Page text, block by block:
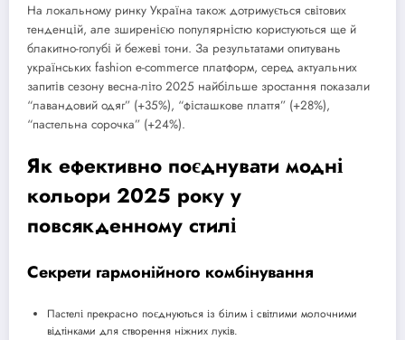
На локальному ринку Україна також дотримується світових
тенденцій, але зширенією популярністю користуються ще й
блакитно-голубі й бежеві тони. За результатами опитувань
українських fashion e-commerce платформ, серед актуальних
запитів сезону весна-літо 2025 найбільше зростання показали
“лавандовий одяг” (+35%), “фісташкове плаття” (+28%),
“пастельна сорочка” (+24%).
Як ефективно поєднувати модні
кольори 2025 року у
повсякденному стилі
Секрети гармонійного комбінування
Пастелі прекрасно поєднуються із білим і світлими молочними
відтінками для створення ніжних луків.